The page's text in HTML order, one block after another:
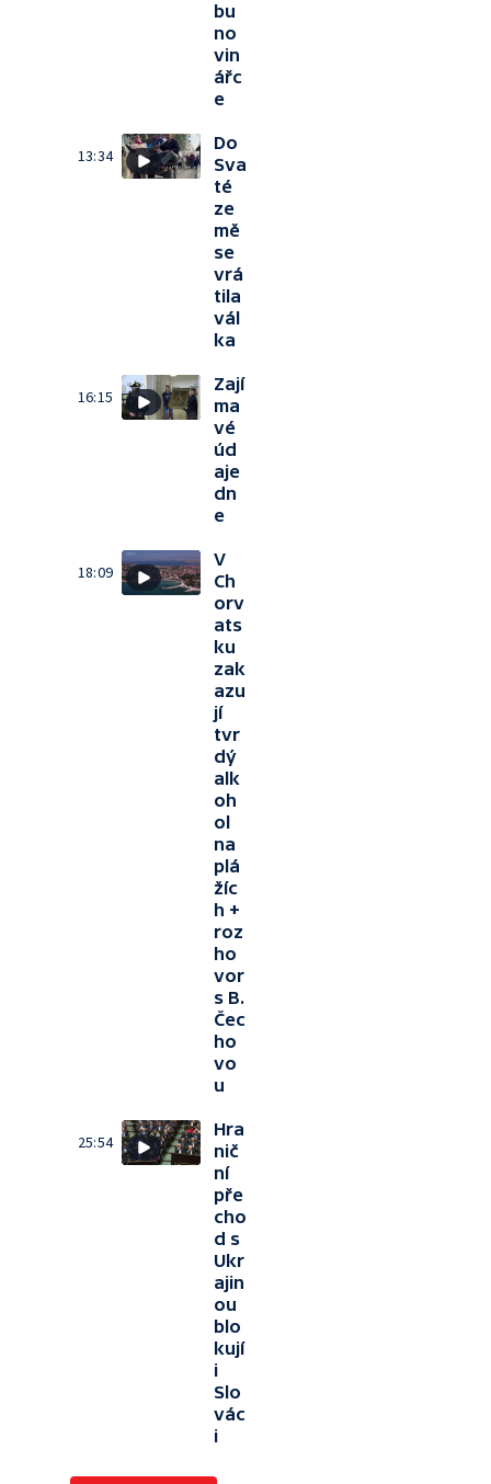
bu
no
vin
ářc
e
13:34
Do
Sva
té
ze
mě
se
vrá
tila
vál
ka
16:15
Zají
ma
vé
úd
aje
dn
e
18:09
V
Ch
orv
ats
ku
zak
azu
jí
tvr
dý
alk
oh
ol
na
plá
žíc
h +
roz
ho
vor
s B.
Čec
ho
vo
u
25:54
Hra
nič
ní
pře
cho
d s
Ukr
ajin
ou
blo
kují
i
Slo
vác
i